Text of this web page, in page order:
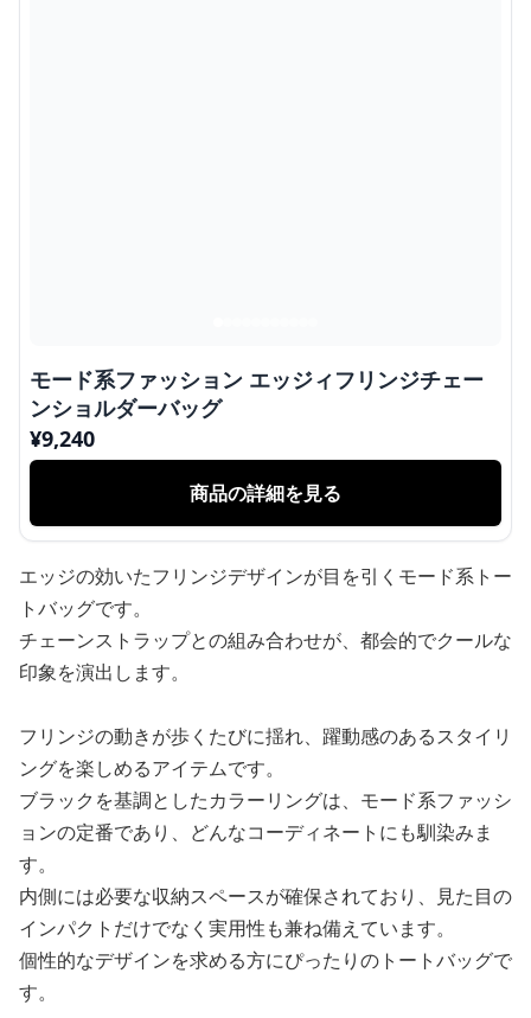
モード系ファッション エッジィフリンジチェー
ンショルダーバッグ
¥9,240
商品の詳細を見る
エッジの効いたフリンジデザインが目を引くモード系トー
トバッグです。
チェーンストラップとの組み合わせが、都会的でクールな
印象を演出します。
フリンジの動きが歩くたびに揺れ、躍動感のあるスタイリ
ングを楽しめるアイテムです。
ブラックを基調としたカラーリングは、モード系ファッシ
ョンの定番であり、どんなコーディネートにも馴染みま
す。
内側には必要な収納スペースが確保されており、見た目の
インパクトだけでなく実用性も兼ね備えています。
個性的なデザインを求める方にぴったりのトートバッグで
す。